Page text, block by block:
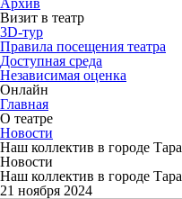
Архив
Визит в театр
3D-тур
Правила посещения театра
Доступная среда
Независимая оценка
Онлайн
Главная
О театре
Новости
Наш коллектив в городе Тара
Новости
Наш коллектив в городе Тара
21 ноября 2024